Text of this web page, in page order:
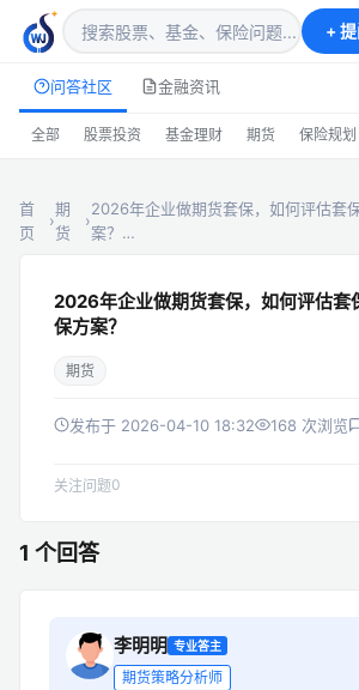
+
问答社区 金融资讯
全部 股票投资 基金理财 期货 保险规划
首
页
›
期
货
›
2026年企业做期货套保，如何评估套
案？…
2026年企业做期货套保，如何评估套
保方案？
期货
发布于 2026-04-10 18:32 168 次浏览
关注问题0
1 个回答
李明明 专业答主
期货策略分析师